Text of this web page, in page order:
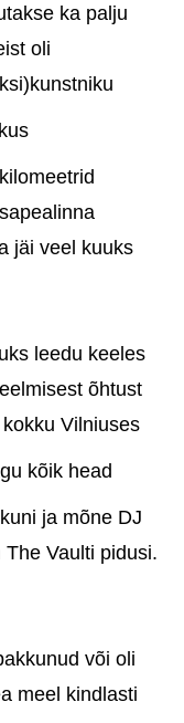
ka palju
oli
jäi veel kuuks
leedu keeles
õhtust
Vilniuses
kõik head
ja mõne DJ
Vaulti pidusi.
või oli
meel kindlasti